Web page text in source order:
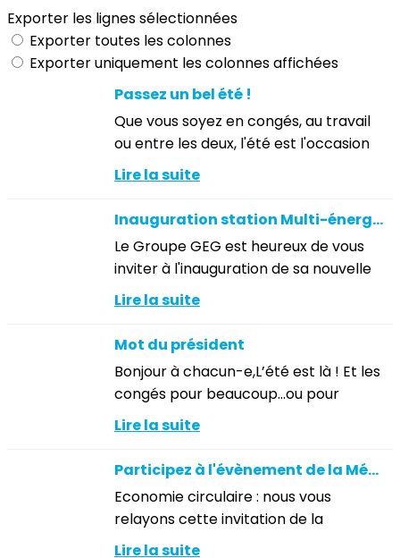
Exporter les lignes sélectionnées
Exporter toutes les colonnes
Exporter uniquement les colonnes affichées
Passez un bel été !
Que vous soyez en congés, au travail
ou entre les deux, l'été est l'occasion
de lever un peu le pied et de
recharger les batteries avant une
nouvelle saison pleine de projets,...
Lire la suite
Inauguration station Multi-énergie : Bourgouin-Jallieu
Le Groupe GEG est heureux de vous
inviter à l'inauguration de sa nouvelle
station multi énergies à Bourgoin-
Jallieu :le jeudi 1er octobre 2026 à
partir de 11h.À l'issue des...
Lire la suite
Mot du président
Bonjour à chacun-e,L’été est là ! Et les
congés pour beaucoup…ou pour
bientôt !Profitez de ce temps pour
vous ressourcer en famille, entre amis,
pour nous revenir en pleine...
Lire la suite
Participez à l'évènement de la Métropole de Lyon le 16 septembre 2026
Economie circulaire : nous vous
relayons cette invitation de la
Métropole de Lyon, pour découvrir des
Lire la suite